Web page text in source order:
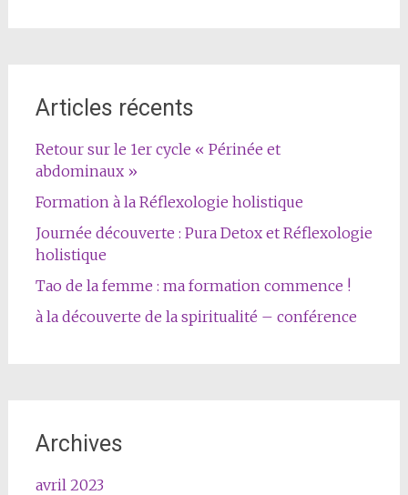
Articles récents
Retour sur le 1er cycle « Périnée et
abdominaux »
Formation à la Réflexologie holistique
Journée découverte : Pura Detox et Réflexologie
holistique
Tao de la femme : ma formation commence !
à la découverte de la spiritualité – conférence
Archives
avril 2023